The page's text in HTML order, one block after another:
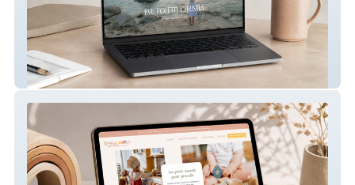
Eve Poletti Christia – Site internet de
sophrologue